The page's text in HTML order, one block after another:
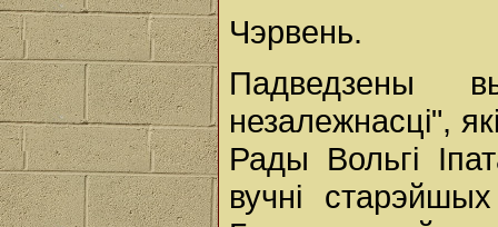
Чэрвень.
Падведзены
незалежнасці",
Рады Вольгі
вучні